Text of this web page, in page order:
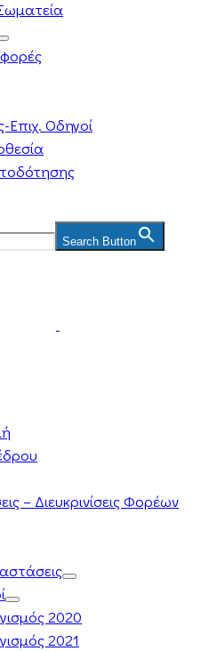
Επιχ. Οδηγοί
Search Button
– Διευκρινίσεις Φορέων
2020
2021